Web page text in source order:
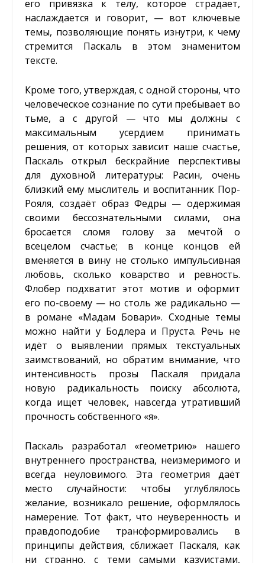
его привязка к телу, которое страдает,
наслаждается и говорит, — вот ключевые
темы, позволяющие понять изнутри, к чему
стремится Паскаль в этом знаменитом
тексте.
Кроме того, утверждая, с одной стороны, что
человеческое сознание по сути пребывает во
тьме, а с другой — что мы должны с
максимальным усердием принимать
решения, от которых зависит наше счастье,
Паскаль открыл бескрайние перспективы
для духовной литературы: Расин, очень
близкий ему мыслитель и воспитанник Пор-
Рояля, создаёт образ Федры — одержимая
своими бессознательными силами, она
бросается сломя голову за мечтой о
всецелом счастье; в конце концов ей
вменяется в вину не столько импульсивная
любовь, сколько коварство и ревность.
Флобер подхватит этот мотив и оформит
его по-своему — но столь же радикально —
в романе «Мадам Бовари». Сходные темы
можно найти у Бодлера и Пруста. Речь не
идёт о выявлении прямых текстуальных
заимствований, но обратим внимание, что
интенсивность прозы Паскаля придала
новую радикальность поиску абсолюта,
когда ищет человек, навсегда утративший
прочность собственного «я».
Паскаль разработал «геометрию» нашего
внутреннего пространства, неизмеримого и
всегда неуловимого. Эта геометрия даёт
место случайности: чтобы углублялось
желание, возникало решение, оформлялось
намерение. Тот факт, что неуверенность и
правдоподобие трансформировались в
принципы действия, сближает Паскаля, как
ни странно, с теми самыми казуистами,